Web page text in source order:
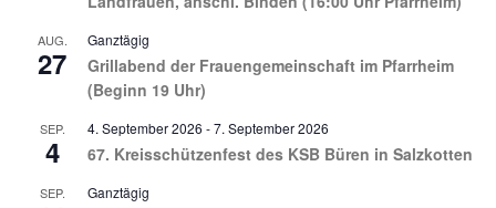
AUG.
27
Ganztägig
Grillabend der Frauengemeinschaft im Pfarrheim
(Beginn 19 Uhr)
SEP.
4
4. September 2026 -7. September 2026
67. Kreisschützenfest des KSB Büren in Salzkotten
SEP. Ganztägig